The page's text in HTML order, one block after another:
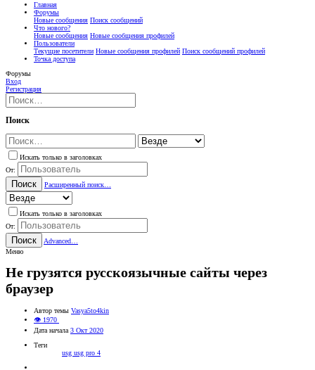
Главная
Форумы
Новые сообщения Поиск сообщений
Что нового?
Новые сообщения Новые сообщения профилей
Пользователи
Текущие посетители Новые сообщения профилей Поиск сообщений профилей
Точка доступа
Форумы
Вход
Регистрация
Поиск
Искать только в заголовках
От:
Поиск Расширенный поиск…
Искать только в заголовках
От:
Поиск
Advanced…
Меню
Не грузятся русскоязычные сайты через
браузер
Автор темы Vasya5to4kin
👁 1970
Дата начала 3 Окт 2020
Теги
usg usg pro 4